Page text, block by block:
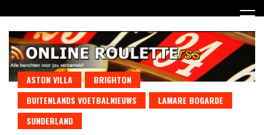
naar
inhoud
Online Roulette RSS
Dagelijks het laatste online roulette nieuws voor jou
verzameld
ASTON VILLA
BRIGHTON
BUITENLANDS VOETBALNIEUWS
LAMARE BOGARDE
SUNDERLAND